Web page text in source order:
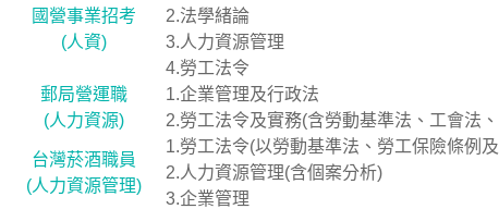
國營事業招考
(人資)
2.法學緒論
3.人力資源管理
4.勞工法令
郵局營運職
(人力資源)
1.企業管理及行政法
2.勞工法令及實務(含勞動基準法、工會法
台灣菸酒職員
(人力資源管理)
1.勞工法令(以勞動基準法、勞工保險條例
2.人力資源管理(含個案分析)
3.企業管理